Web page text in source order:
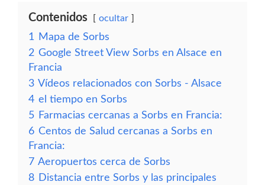
Contenidos ocultar
1
Mapa de Sorbs
2 Google Street View Sorbs en Alsace en
Francia
3 Vídeos relacionados con Sorbs - Alsace
4 el tiempo en Sorbs
5 Farmacias cercanas a Sorbs en Francia:
6 Centos de Salud cercanas a Sorbs en
Francia:
7 Aeropuertos cerca de Sorbs
8 Distancia entre Sorbs y las principales